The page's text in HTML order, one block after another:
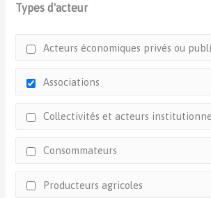
Types d'acteur
Acteurs économiques privés ou
Associations
Collectivités et acteurs
Consommateurs
Producteurs agricoles